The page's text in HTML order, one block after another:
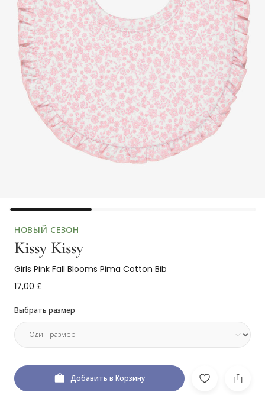
НОВЫЙ СЕЗОН
Kissy Kissy
Girls Pink Fall Blooms Pima Cotton Bib
17,00 £
Выбрать размер
Добавить в Корзину